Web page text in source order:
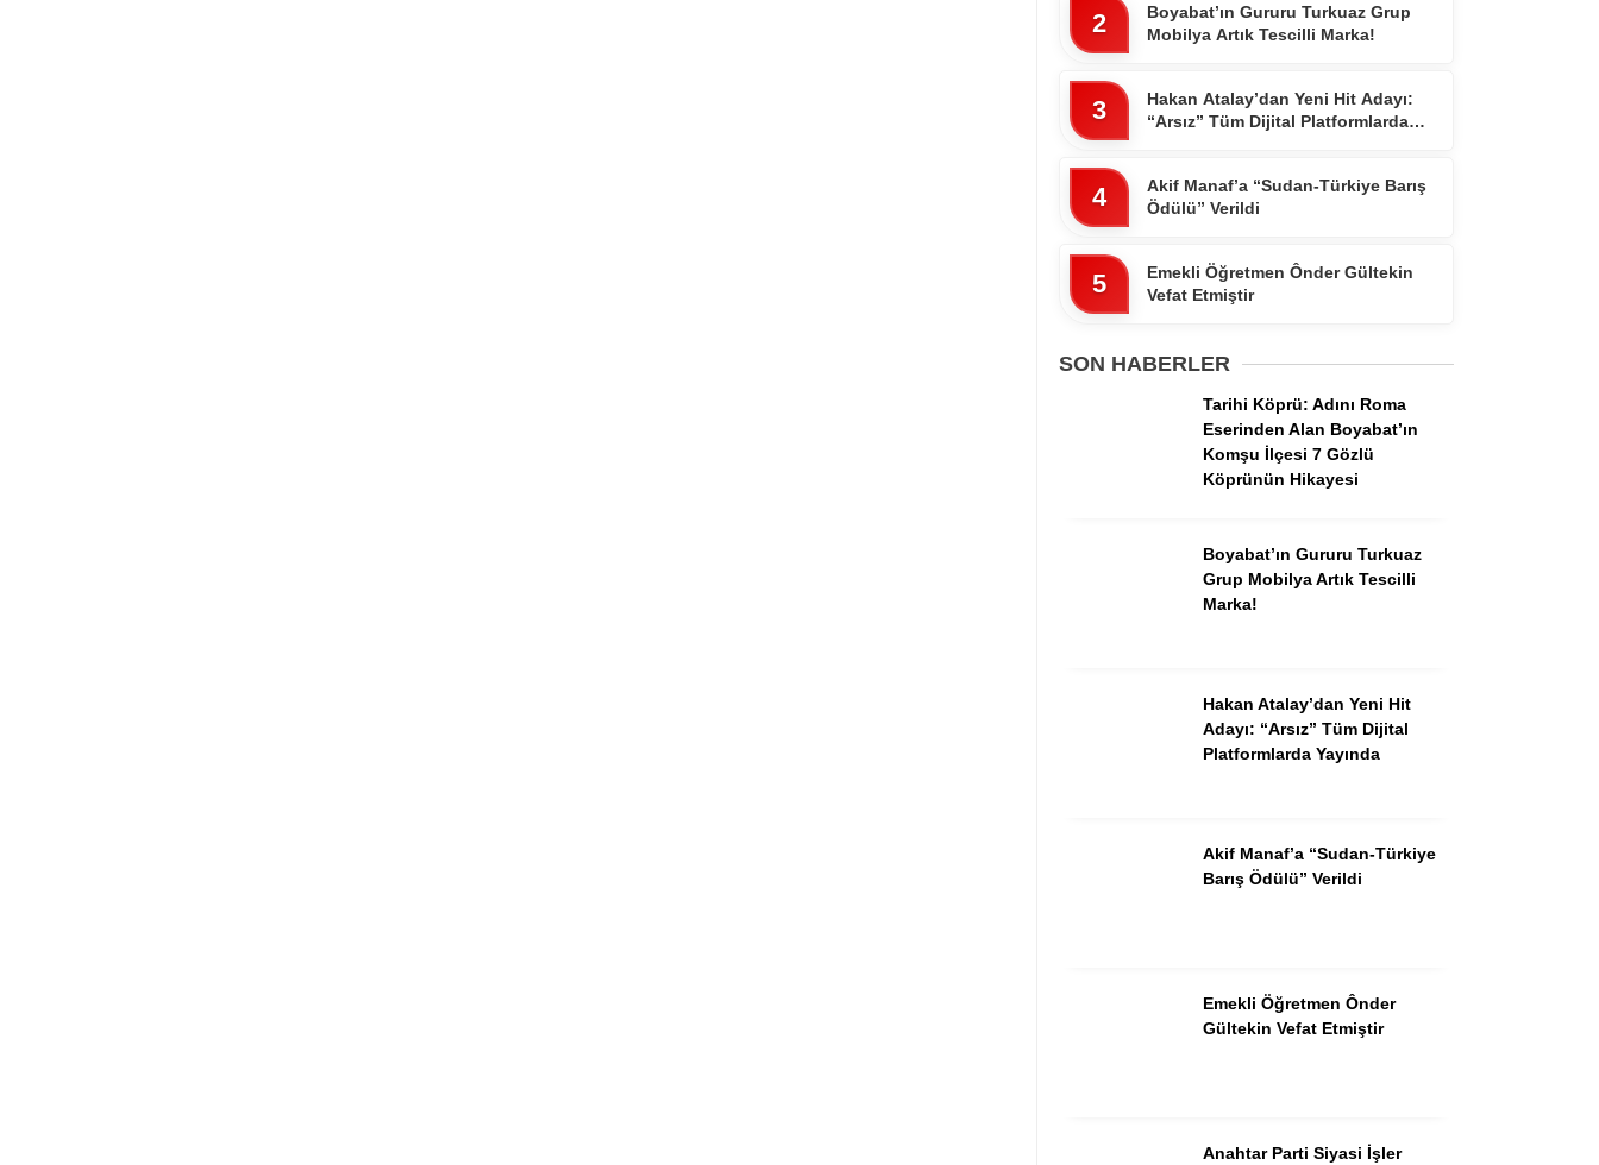
2
Boyabat’ın Gururu Turkuaz Grup
Mobilya Artık Tescilli Marka!
3
Hakan Atalay’dan Yeni Hit Adayı:
“Arsız” Tüm Dijital Platformlarda
4
Akif Manaf’a “Sudan-Türkiye Barış
Ödülü” Verildi
5
Emekli Öğretmen Ônder Gültekin
Vefat Etmiştir
SON HABERLER
Tarihi Köprü: Adını Roma
Eserinden Alan Boyabat’ın
Komşu İlçesi 7 Gözlü
Köprünün Hikayesi
Boyabat’ın Gururu Turkuaz
Grup Mobilya Artık Tescilli
Marka!
Hakan Atalay’dan Yeni Hit
Adayı: “Arsız” Tüm Dijital
Platformlarda Yayında
Akif Manaf’a “Sudan-Türkiye
Barış Ödülü” Verildi
Emekli Öğretmen Ônder
Gültekin Vefat Etmiştir
Anahtar Parti Siyasi İşler